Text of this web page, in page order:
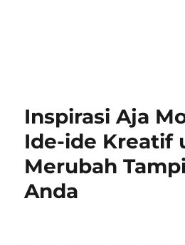
Inspirasi Aja
Ide-ide Kreatif
Merubah
Anda